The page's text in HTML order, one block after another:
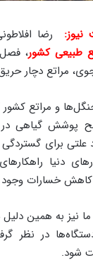
رضا
طبیعی کشور،
مراتع دچار
و مراتع
پوشش گیاهی
برای
دنیا
خسارات وجود
نیز به همین
در نظر
شود.